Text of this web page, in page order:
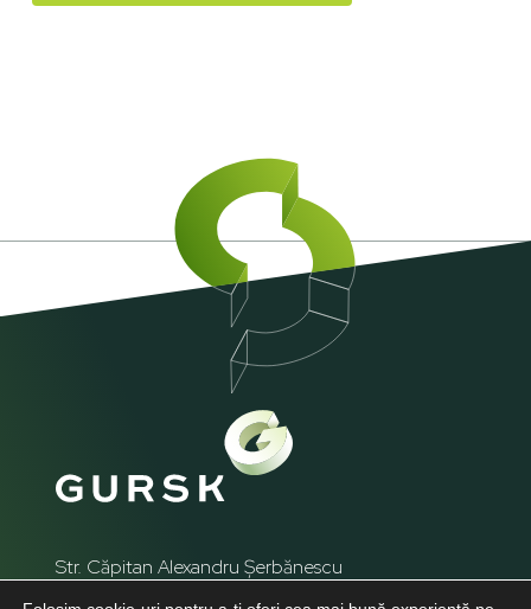
Str. Căpitan Alexandru Șerbănescu
nr. 85, sector 1, București